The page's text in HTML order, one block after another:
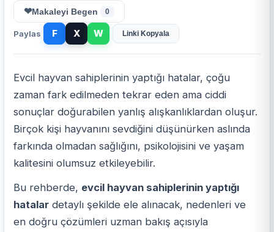
❤Makaleyi Begen 0
Paylas Linki Kopyala
Evcil hayvan sahiplerinin yaptığı hatalar, çoğu
zaman fark edilmeden tekrar eden ama ciddi
sonuçlar doğurabilen yanlış alışkanlıklardan oluşur.
Birçok kişi hayvanını sevdiğini düşünürken aslında
farkında olmadan sağlığını, psikolojisini ve yaşam
kalitesini olumsuz etkileyebilir.
Bu rehberde, evcil hayvan sahiplerinin yaptığı
hatalar detaylı şekilde ele alınacak, nedenleri ve
en doğru çözümleri uzman bakış açısıyla